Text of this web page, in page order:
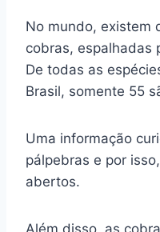
No mundo, existem
cobras, espalhadas
De todas as
Brasil, somente 55
Uma informação
pálpebras e por
abertos.